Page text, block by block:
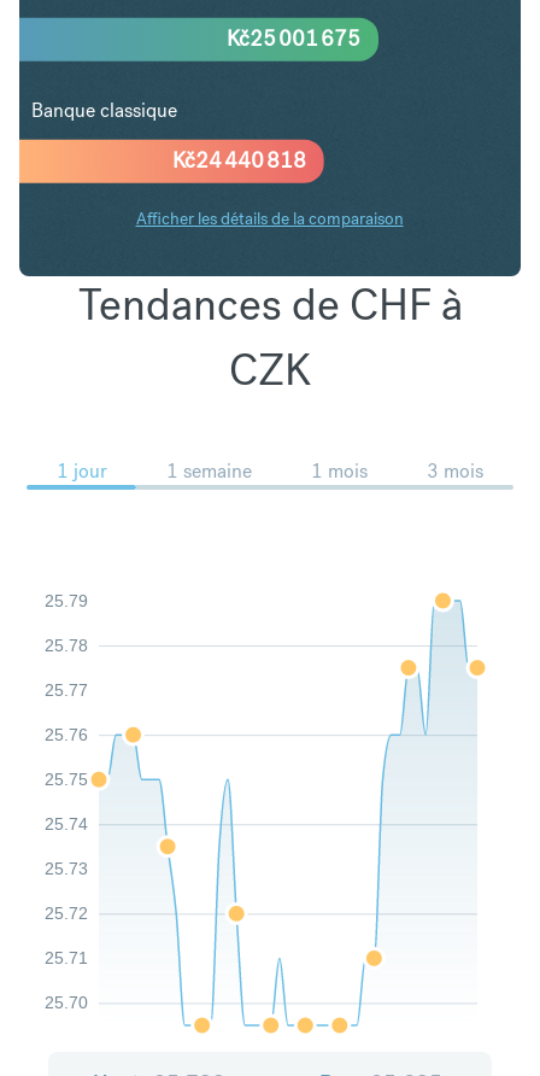
Kč24 440 818
Kč25 001 675
Banque classique
Afficher les détails de la comparaison
Tendances de CHF à
CZK
1 jour 1 semaine 1 mois 3 mois
25.70
25.71
25.72
25.73
25.74
25.75
25.76
25.77
25.78
25.79